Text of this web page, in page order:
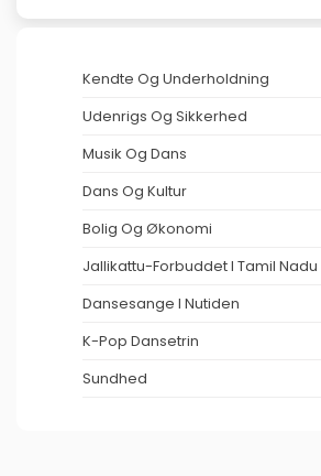
Kendte Og Underholdning
Udenrigs Og Sikkerhed
Musik Og Dans
Dans Og Kultur
Bolig Og Økonomi
Jallikattu-Forbuddet I Tamil Nadu
Dansesange I Nutiden
K-Pop Dansetrin
Sundhed